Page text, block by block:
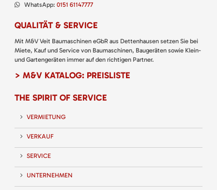
WhatsApp: 0151 61147777
QUALITÄT & SERVICE
Mit M&V Veit Baumaschinen eGbR aus Dettenhausen setzen Sie bei
Miete, Kauf und Service von Baumaschinen, Baugeräten sowie Klein-
und Gartengeräten immer auf den richtigen Partner.
> M&V KATALOG: PREISLISTE
THE SPIRIT OF SERVICE
VERMIETUNG
VERKAUF
SERVICE
UNTERNEHMEN